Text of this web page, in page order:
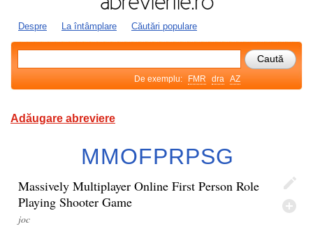
Despre La întâmplare Căutări populare
De exemplu: FMR dra AZ
Adăugare abreviere
MMOFPRPSG
Massively Multiplayer Online First Person Role
Playing Shooter Game
joc